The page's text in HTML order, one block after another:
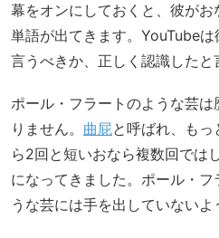
幕をオンにしておくと、彼が
単語が出てきます。YouTube
言うべきか、正しく認識したと
ポール・フラートのような芸
りません。 曲屁と呼ばれ、も
ら2回と短いおなら複数回では
になってきました。ポール・
うな芸には手を出していないよ